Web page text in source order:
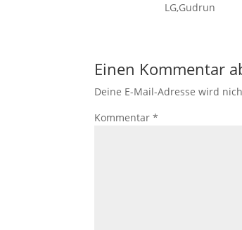
LG,Gudrun
Einen Kommentar
Deine E-Mail-Adresse wird
Kommentar*